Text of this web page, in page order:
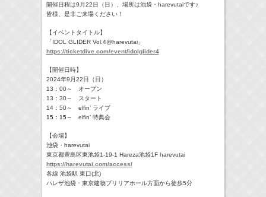
開催日程は9月22日（日）、場所は池袋・harevutaiです♪
皆様、是非ご来場ください！
【イベントタイトル】
「IDOL GLIDER Vol.4@harevutai」
https://ticketdive.com/event/idolglider4
【開催日時】
2024年9月22日（日）
13：00～ オープン
13：30～ スタート
14：50～ elfin’ ライブ
15：15～ elfin’ 特典会
【会場】
池袋・harevutai
東京都豊島区東池袋1-19-1 Hareza池袋1F harevutai
https://harevutai.com/access/
各線 池袋駅 東口(北)
ハレザ池袋・東京建物ブリリアホール方面から徒歩5分